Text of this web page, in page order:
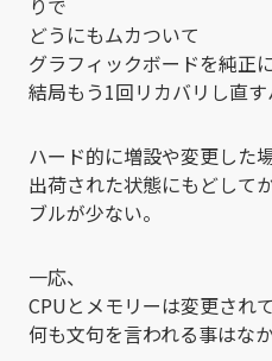
どうにもムカついて
グラフィックボードを純正
結局もう1回リカバリし直す
ハード的に増設や変更した
出荷された状態にもどして
ブルが少ない。
一応、
CPUとメモリーは変更され
何も文句を言われる事はなか